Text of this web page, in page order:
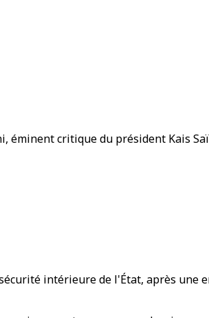
critique du président Kais
intérieure de l'État, après une